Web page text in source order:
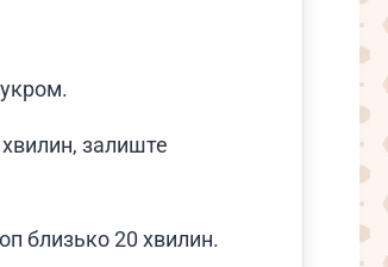
залиште
близько 20 хвилин.